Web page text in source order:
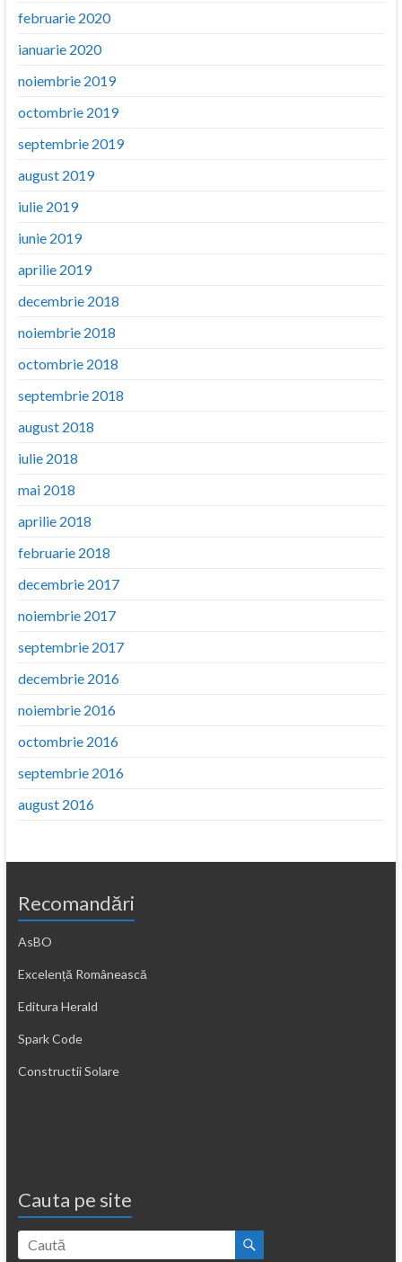
februarie 2020
ianuarie 2020
noiembrie 2019
octombrie 2019
septembrie 2019
august 2019
iulie 2019
iunie 2019
aprilie 2019
decembrie 2018
noiembrie 2018
octombrie 2018
septembrie 2018
august 2018
iulie 2018
mai 2018
aprilie 2018
februarie 2018
decembrie 2017
noiembrie 2017
septembrie 2017
decembrie 2016
noiembrie 2016
octombrie 2016
septembrie 2016
august 2016
Recomandări
AsBO
Excelență Românească
Editura Herald
Spark Code
Constructii Solare
Cauta pe site